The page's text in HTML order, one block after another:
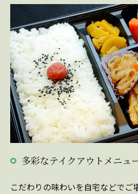
多彩なテイクアウトメニュ
こだわりの味わいを自宅などでご